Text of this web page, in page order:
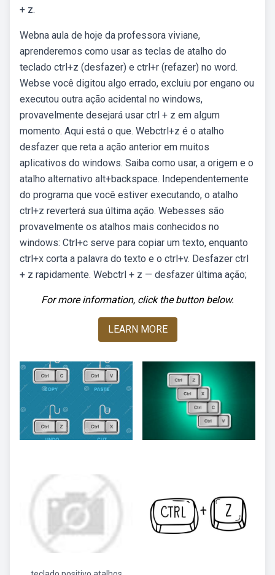
+ z.
Webna aula de hoje da professora viviane,
aprenderemos como usar as teclas de atalho do
teclado ctrl+z (desfazer) e ctrl+r (refazer) no word.
Webse você digitou algo errado, excluiu por engano ou
executou outra ação acidental no windows,
provavelmente desejará usar ctrl + z em algum
momento. Aqui está o que. Webctrl+z é o atalho
desfazer que reta a ação anterior em muitos
aplicativos do windows. Saiba como usar, a origem e o
atalho alternativo alt+backspace. Independentemente
do programa que você estiver executando, o atalho
ctrl+z reverterá sua última ação. Webesses são
provavelmente os atalhos mais conhecidos no
windows: Ctrl+c serve para copiar um texto, enquanto
ctrl+x corta a palavra do texto e o ctrl+v. Desfazer ctrl
+ z rapidamente. Webctrl + z — desfazer última ação;
For more information, click the button below.
LEARN MORE